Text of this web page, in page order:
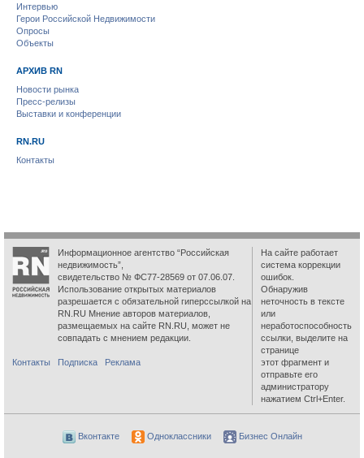
Интервью
Герои Российской Недвижимости
Опросы
Объекты
АРХИВ RN
Новости рынка
Пресс-релизы
Выставки и конференции
RN.RU
Контакты
Информационное агентство “Российская
недвижимость”,
свидетельство № ФС77-28569 от 07.06.07.
Использование открытых материалов
разрешается с обязательной гиперссылкой на
RN.RU Мнение авторов материалов,
размещаемых на сайте RN.RU, может не
совпадать с мнением редакции.
Контакты Подписка Реклама
На сайте работает
система коррекции
ошибок.
Обнаружив
неточность в тексте
или
неработоспособность
ссылки, выделите на
странице
этот фрагмент и
отправьте его
администратору
нажатием Ctrl+Enter.
Вконтакте Одноклассники Бизнес Онлайн